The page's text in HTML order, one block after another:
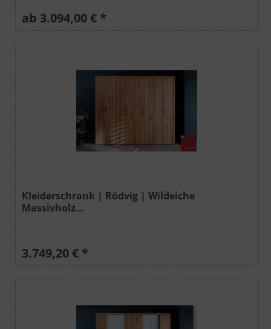
ab 3.094,00 € *
Kleiderschrank | Rödvig | Wildeiche
Massivholz...
3.749,20 € *